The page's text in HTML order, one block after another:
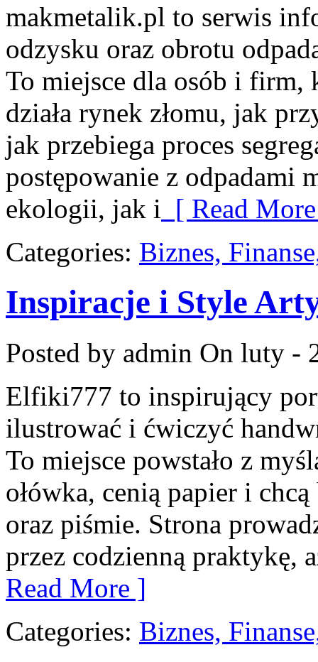
makmetalik.pl to serwis
odzysku oraz obrotu
To miejsce dla osób i firm,
działa rynek złomu, jak
jak przebiega proces
postępowanie z odpadami
ekologii, jak i [ Read
Categories: Biznes,
Inspiracje i Style
Posted by admin On luty -
Elfiki777 to inspirujący
ilustrować i ćwiczyć
To miejsce powstało z
ołówka, cenią papier i
oraz piśmie. Strona
przez codzienną praktykę,
Read More ]
Categories: Biznes,